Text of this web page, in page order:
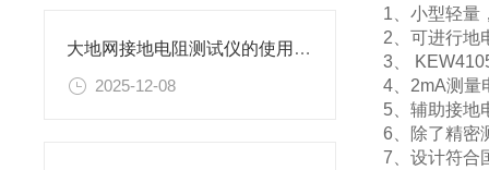
大地网接地电阻测试仪的使用方法
2025-12-08
1、小型轻量
2、可进行地
3、
4、2mA测量
5、辅助接地
6、除了精密
7、设计符合